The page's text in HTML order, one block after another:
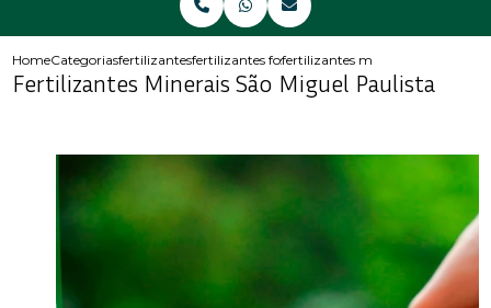
HomeCategoriasfertilizantesfertilizantes fosfatadosfertilizantes minerais sao miguel
Fertilizantes Minerais São Miguel Paulista